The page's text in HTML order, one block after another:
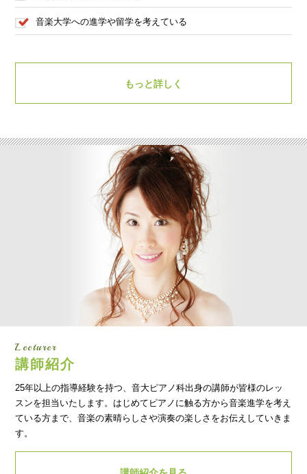
音楽大学への進学や留学を考えている
もっと詳しく
Lecturer
講師紹介
25年以上の指導経験を持つ、音大ピアノ科出身の講師が皆様のレッ
スンを担当いたします。はじめてピアノに触る方から音楽進学を考え
ている方まで、音楽の素晴らしさや演奏の楽しさをお伝えしていきま
す。